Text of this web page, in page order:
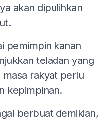
akan dipulihkan
pemimpin kanan
teladan yang
rakyat perlu
kepimpinan.
berbuat demikian,